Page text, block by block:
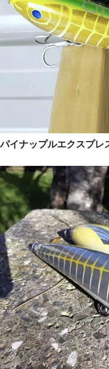
パイナップルエクスプレ